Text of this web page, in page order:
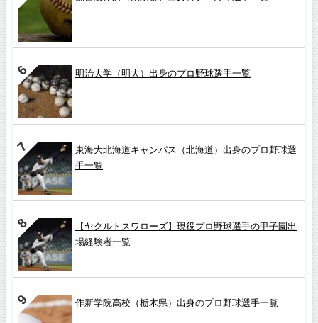
明治大学（明大）出身のプロ野球選手一覧
東海大北海道キャンパス（北海道）出身のプロ野球選
手一覧
【ヤクルトスワローズ】現役プロ野球選手の甲子園出
場経験者一覧
作新学院高校（栃木県）出身のプロ野球選手一覧